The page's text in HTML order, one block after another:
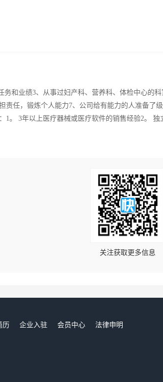
和业绩3、从事过妇产科、营养科、体检中心的科
任，锻炼个人能力7、公司给有能力的人准备了级
1。 3年以上医疗器械或医疗软件的销售经验2。 独
关注获取更多信息
历 企业入驻 会员中心
法律申明